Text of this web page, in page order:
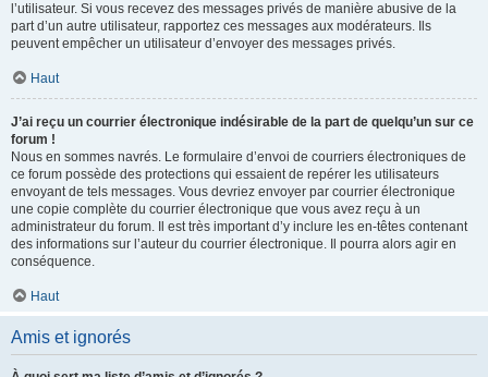
l’utilisateur. Si vous recevez des messages privés de manière abusive de la
part d’un autre utilisateur, rapportez ces messages aux modérateurs. Ils
peuvent empêcher un utilisateur d’envoyer des messages privés.
Haut
J’ai reçu un courrier électronique indésirable de la part de quelqu’un sur ce
forum !
Nous en sommes navrés. Le formulaire d’envoi de courriers électroniques de
ce forum possède des protections qui essaient de repérer les utilisateurs
envoyant de tels messages. Vous devriez envoyer par courrier électronique
une copie complète du courrier électronique que vous avez reçu à un
administrateur du forum. Il est très important d’y inclure les en-têtes contenant
des informations sur l’auteur du courrier électronique. Il pourra alors agir en
conséquence.
Haut
Amis et ignorés